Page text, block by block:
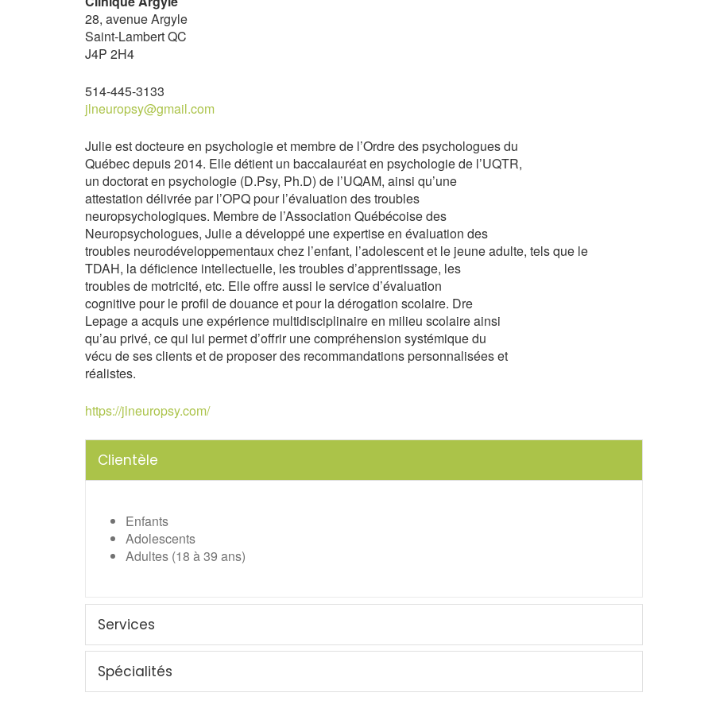
28, avenue Argyle
Saint-Lambert QC
J4P 2H4
514-445-3133
jlneuropsy@gmail.com
Julie est docteure en psychologie et membre de l’Ordre des psychologues du
Québec depuis 2014. Elle détient un baccalauréat en psychologie de l’UQTR,
un doctorat en psychologie (D.Psy, Ph.D) de l’UQAM, ainsi qu’une
attestation délivrée par l’OPQ pour l’évaluation des troubles
neuropsychologiques. Membre de l’Association Québécoise des
Neuropsychologues, Julie a développé une expertise en évaluation des
troubles neurodéveloppementaux chez l’enfant, l’adolescent et le jeune adulte, tels que le
TDAH, la déficience intellectuelle, les troubles d’apprentissage, les
troubles de motricité, etc. Elle offre aussi le service d’évaluation
cognitive pour le profil de douance et pour la dérogation scolaire. Dre
Lepage a acquis une expérience multidisciplinaire en milieu scolaire ainsi
qu’au privé, ce qui lui permet d’offrir une compréhension systémique du
vécu de ses clients et de proposer des recommandations personnalisées et
réalistes.
https://jlneuropsy.com/
Clientèle
Enfants
Adolescents
Adultes (18 à 39 ans)
Services
Spécialités